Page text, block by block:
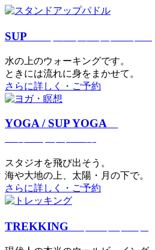
SUP
⽔の上のウォーキングです。
ときには流れに身をまかせて。
さらに詳しく・ご予約
YOGA / SUP YOGA
スタジオを⾶び出そう。
海や大地の上、太陽・⽉の下で。
さらに詳しく・ご予約
TREKKING